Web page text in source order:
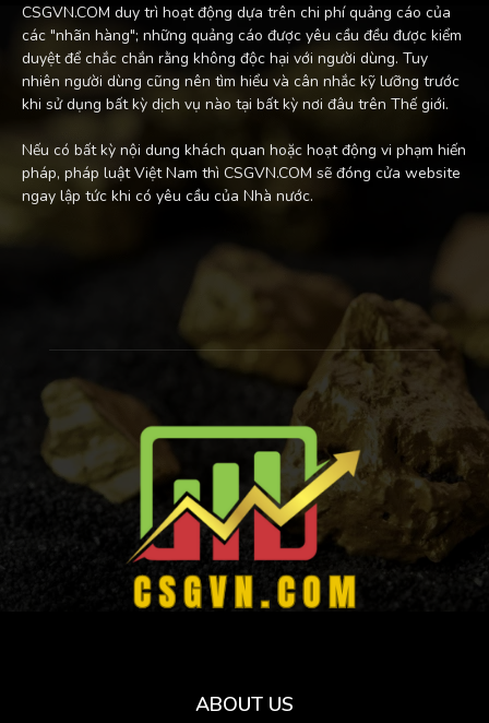
CSGVN.COM duy trì hoạt động dựa trên chi phí quảng cáo của
các "nhãn hàng"; những quảng cáo được yêu cầu đều được kiểm
duyệt để chắc chắn rằng không độc hại với người dùng. Tuy
nhiên người dùng cũng nên tìm hiểu và cân nhắc kỹ lưỡng trước
khi sử dụng bất kỳ dịch vụ nào tại bất kỳ nơi đâu trên Thế giới.
Nếu có bất kỳ nội dung khách quan hoặc hoạt động vi phạm hiến
pháp, pháp luật Việt Nam thì CSGVN.COM sẽ đóng cửa website
ngay lập tức khi có yêu cầu của Nhà nước.
ABOUT US